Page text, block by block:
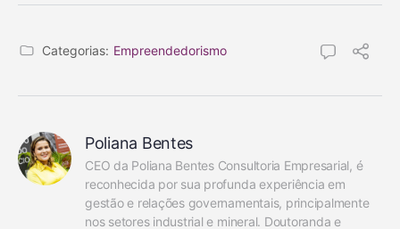
Categorias: Empreendedorismo
Poliana Bentes
CEO da Poliana Bentes Consultoria Empresarial, é
reconhecida por sua profunda experiência em
gestão e relações governamentais, principalmente
nos setores industrial e mineral. Doutoranda e